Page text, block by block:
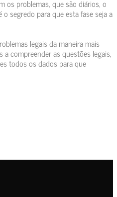
os problemas, que são diários, o
segredo para que esta fase seja a
legais da maneira mais
a compreender as questões legais,
todos os dados para que